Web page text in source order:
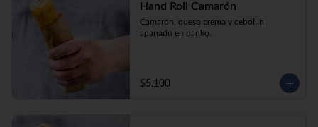
Hand Roll Camarón
Camarón, queso crema y cebollín
apanado en panko.
$5.100